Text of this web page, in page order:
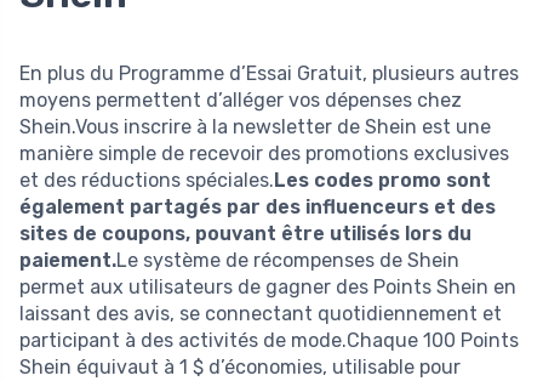
En plus du Programme d’Essai Gratuit, plusieurs autres
moyens permettent d’alléger vos dépenses chez
Shein.Vous inscrire à la newsletter de Shein est une
manière simple de recevoir des promotions exclusives
et des réductions spéciales.Les codes promo sont
également partagés par des influenceurs et des
sites de coupons, pouvant être utilisés lors du
paiement.Le système de récompenses de Shein
permet aux utilisateurs de gagner des Points Shein en
laissant des avis, se connectant quotidiennement et
participant à des activités de mode.Chaque 100 Points
Shein équivaut à 1 $ d’économies, utilisable pour